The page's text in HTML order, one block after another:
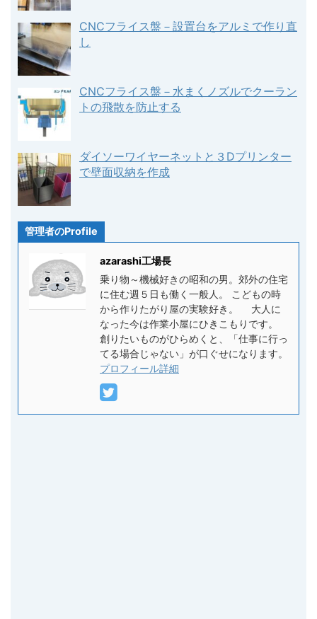
CNCフライス盤－設置台をアルミで作り直
し
CNCフライス盤－水まくノズルでクーラン
トの飛散を防止する
ダイソーワイヤーネットと３Dプリンター
で壁面収納を作成
管理者のProfile
azarashi工場長
乗り物～機械好きの昭和の男。郊外の住宅
に住む週５日も働く一般人。 こどもの時
から作りたがり屋の実験好き。 大人に
なった今は作業小屋にひきこもりです。
創りたいものがひらめくと、「仕事に行っ
てる場合じゃない」が口ぐせになります。
プロフィール詳細